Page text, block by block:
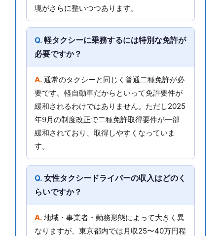
境がさらに整いつつあります。
軽タクシーに乗務するには特別な免許が
必要ですか？
通常のタクシーと同じく普通二種免許が必
要です。軽自動車だからといって免許要件が
緩和されるわけではありません。ただし2025
年9月の制度改正で二種免許取得要件が一部
緩和されており、取得しやすくなっていま
す。
女性タクシードライバーの収入はどのく
らいですか？
地域・事業者・勤務形態によって大きく異
なりますが、東京都内では月収25〜40万円程